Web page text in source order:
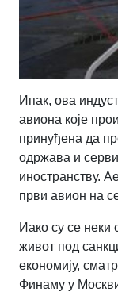
Ипак, ова
авиона које
принуђена да
одржава и
иностранству.
први авион на
Иако су се неки
живот под
економију,
Финаму у